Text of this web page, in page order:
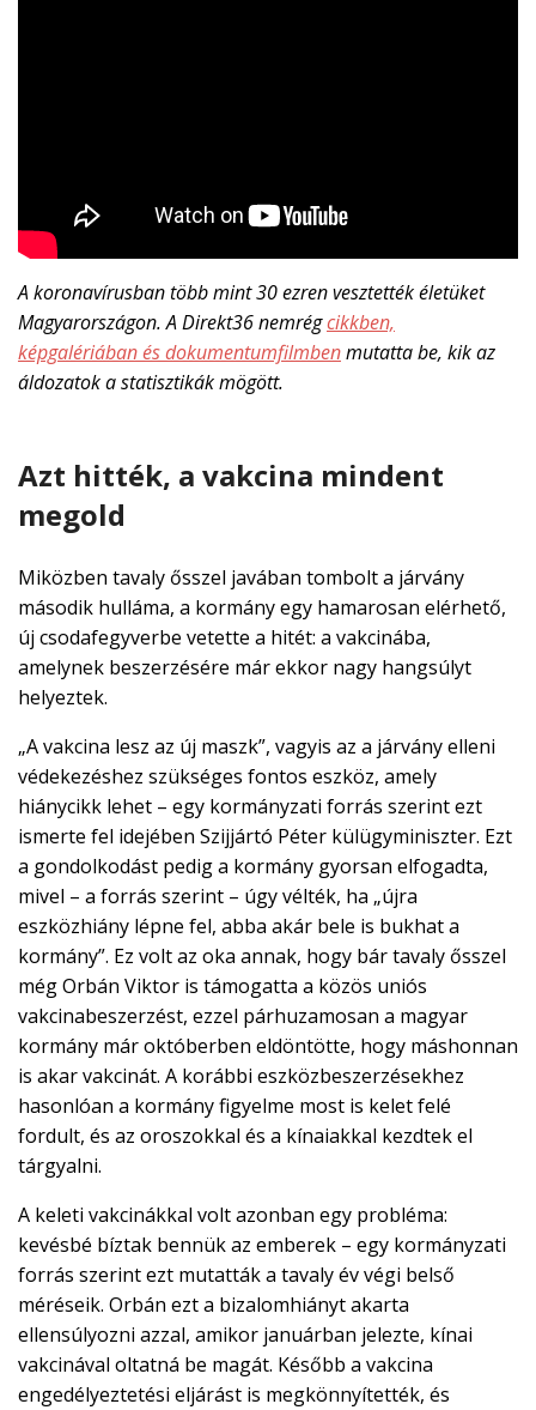
A koronavírusban több mint 30 ezren vesztették életüket
Magyarországon. A Direkt36 nemrégcikkben,
képgalériában és dokumentumfilmbenmutatta be, kik az
áldozatok a statisztikák mögött.
Azt hitték, a vakcina mindent
megold
Miközben tavaly ősszel javában tombolt a járvány
második hulláma, a kormány egy hamarosan elérhető,
új csodafegyverbe vetette a hitét: a vakcinába,
amelynek beszerzésére már ekkor nagy hangsúlyt
helyeztek.
„A vakcina lesz az új maszk”, vagyis az a járvány elleni
védekezéshez szükséges fontos eszköz, amely
hiánycikk lehet – egy kormányzati forrás szerint ezt
ismerte fel idejében Szijjártó Péter külügyminiszter. Ezt
a gondolkodást pedig a kormány gyorsan elfogadta,
mivel – a forrás szerint – úgy vélték, ha „újra
eszközhiány lépne fel, abba akár bele is bukhat a
kormány”. Ez volt az oka annak, hogy bár tavaly ősszel
még Orbán Viktor is támogatta a közös uniós
vakcinabeszerzést, ezzel párhuzamosan a magyar
kormány már októberben eldöntötte, hogy máshonnan
is akar vakcinát. A korábbi eszközbeszerzésekhez
hasonlóan a kormány figyelme most is kelet felé
fordult, és az oroszokkal és a kínaiakkal kezdtek el
tárgyalni.
A keleti vakcinákkal volt azonban egy probléma:
kevésbé bíztak bennük az emberek – egy kormányzati
forrás szerint ezt mutatták a tavaly év végi belső
méréseik. Orbán ezt a bizalomhiányt akarta
ellensúlyozni azzal, amikor januárban jelezte, kínai
vakcinával oltatná be magát. Később a vakcina
engedélyeztetési eljárást is megkönnyítették, és